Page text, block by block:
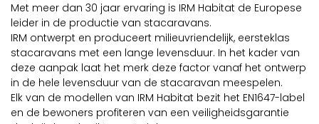
Met meer dan 30 jaar ervaring is IRM Habitat de Europese
leider in de productie van stacaravans.
IRM ontwerpt en produceert milieuvriendelijk, eersteklas
stacaravans met een lange levensduur. In het kader van
deze aanpak laat het merk deze factor vanaf het ontwerp
in de hele levensduur van de stacaravan meespelen.
Elk van de modellen van IRM Habitat bezit het EN1647-label
en de bewoners profiteren van een veiligheidsgarantie